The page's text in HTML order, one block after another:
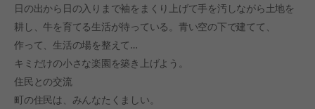
日の出から日の入りまで袖をまくり上げて手を汚しながら土地を
耕し、牛を育てる生活が待っている。青い空の下で建てて、
作って、生活の場を整えて…
キミだけの小さな楽園を築き上げよう。
住民との交流
町の住民は、みんなたくましい。